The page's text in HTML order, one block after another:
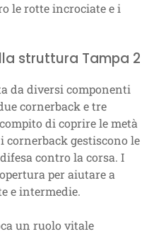
le rotte incrociate e i
struttura Tampa 2
da diversi componenti
cornerback e tre
di coprire le metà
cornerback gestiscono le
contro la corsa. I
per aiutare a
e intermedie.
un ruolo vitale